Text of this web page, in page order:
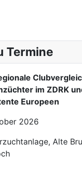
Rassebeschreibung
Termine
im ZDRK
Europeen
2026
Alte